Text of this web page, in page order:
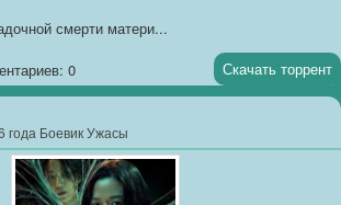
смерти матери...
0 Скачать торрент
года Боевик Ужасы